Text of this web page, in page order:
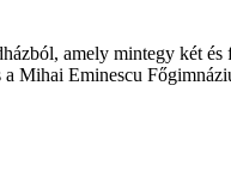
amely mintegy két és
Mihai Eminescu